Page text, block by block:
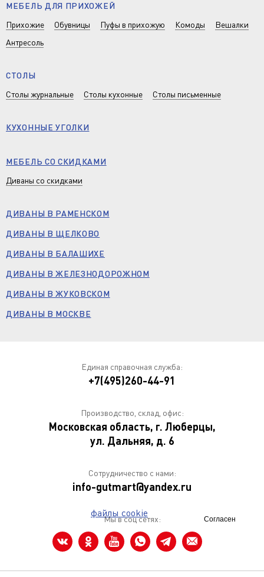
файлы cookie
улучшить сайт для вас
Согласен
МЕБЕЛЬ ДЛЯ ПРИХОЖЕЙ
Прихожие
Обувницы Пуфы в прихожую Комоды
Вешалки
Антресоль
СТОЛЫ
Столы журнальные
Столы кухонные Столы письменные
КУХОННЫЕ УГОЛКИ
МЕБЕЛЬ СО СКИДКАМИ
Диваны со скидками
ДИВАНЫ В РАМЕНСКОМ
ДИВАНЫ В ЩЕЛКОВО
ДИВАНЫ В БАЛАШИХЕ
ДИВАНЫ В ЖЕЛЕЗНОДОРОЖНОМ
ДИВАНЫ В ЖУКОВСКОМ
ДИВАНЫ В МОСКВЕ
Единая справочная служба:
+7(495)260-44-91
Производство, склад, офис:
Московская область, г. Люберцы,
ул. Дальняя, д. 6
Сотрудничество с нами:
info-gutmart@yandex.ru
Мы в соц сетях: